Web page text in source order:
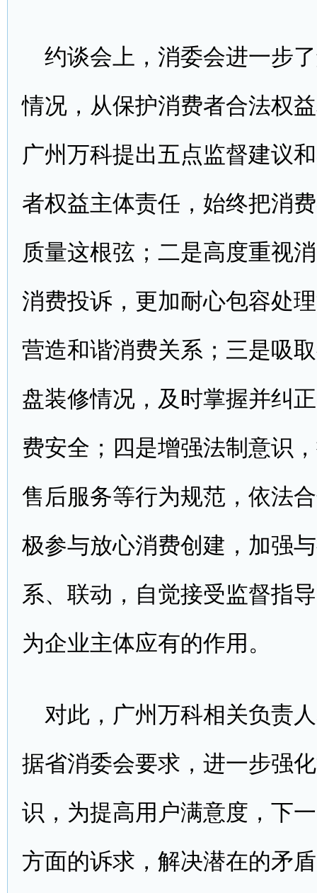
约谈会上，消委会进一步
情况，从保护消费者合法权
广州万科提出五点监督建议
者权益主体责任，始终把消
质量这根弦；二是高度重视
消费投诉，更加耐心包容处
营造和谐消费关系；三是吸
盘装修情况，及时掌握并纠
费安全；四是增强法制意识
售后服务等行为规范，依法
极参与放心消费创建，加强
系、联动，自觉接受监督指
为企业主体应有的作用。
对此，广州万科相关负责
据省消委会要求，进一步强
识，为提高用户满意度，下
方面的诉求，解决潜在的矛